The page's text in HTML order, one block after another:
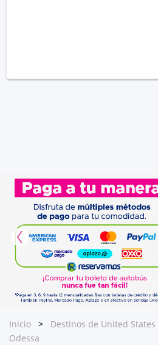
Inicio Destinos de United States
Odessa